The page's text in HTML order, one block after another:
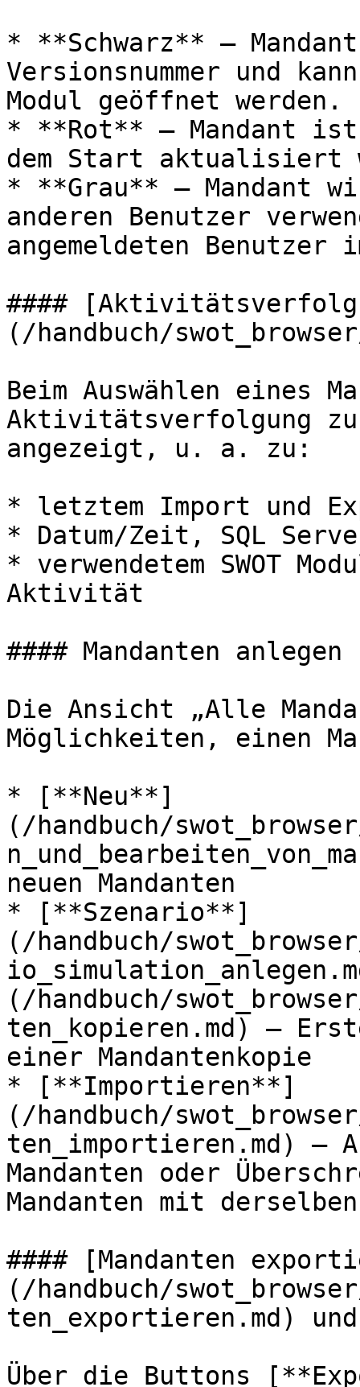
* **Schwarz** –
Versionsnummer und
Modul geöffnet werden.
* **Rot** – Mandant
dem Start aktualisiert
* **Grau** – Mandant
anderen Benutzer
angemeldeten Benutzer
####
(/handbuch/
Beim Auswählen eines
Aktivitätsverfolgung
angezeigt, u. a. zu:
* letztem Import und
* Datum/Zeit, SQL
* verwendetem SWOT
Aktivität
#### Mandanten anlegen
Die Ansicht „Alle
Möglichkeiten, einen
* [**Neu**]
(/handbuch/
neuen Mandanten
* [**Szenario**]
(/handbuch/
(/handbuch/
ten_kopieren.md) –
einer Mandantenkopie
* [**Importieren**]
(/handbuch/
ten_importieren.md) –
Mandanten oder
Mandanten mit derselben
#### [Mandanten
(/handbuch/
ten_exportieren.md)
Über die Buttons